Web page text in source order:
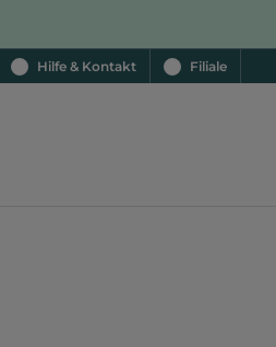
Hilfe & Kontakt Filiale